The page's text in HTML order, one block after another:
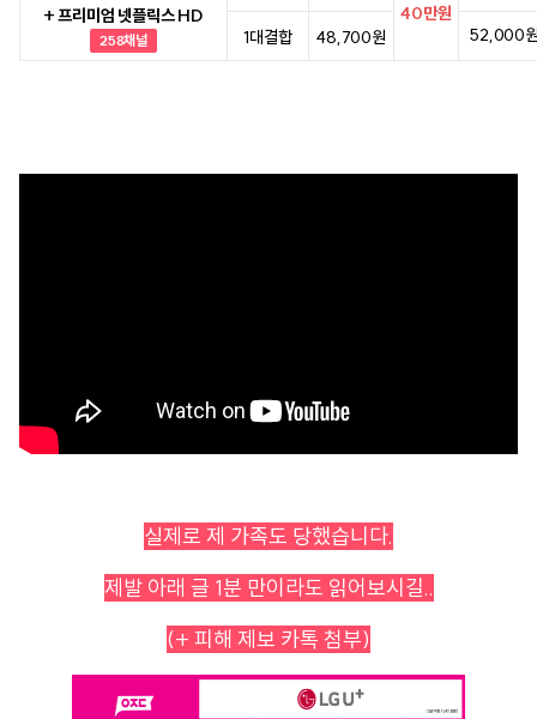
+ 프리미엄 넷플릭스 HD
258채널
40만원
1대결합 48,700원 52,000
실제로 제 가족도 당했습니다.
제발 아래 글 1분 만이라도 읽어보시길..
(+ 피해 제보 카톡 첨부)